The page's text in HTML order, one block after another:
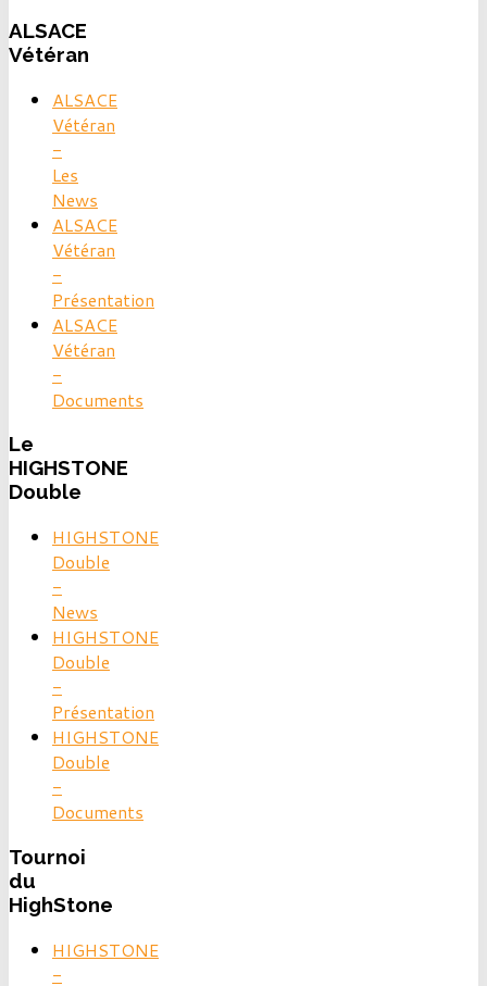
ALSACE
Vétéran
ALSACE
Vétéran
-
Les
News
ALSACE
Vétéran
-
Présentation
ALSACE
Vétéran
-
Documents
Le
HIGHSTONE
Double
HIGHSTONE
Double
-
News
HIGHSTONE
Double
-
Présentation
HIGHSTONE
Double
-
Documents
Tournoi
du
HighStone
HIGHSTONE
-